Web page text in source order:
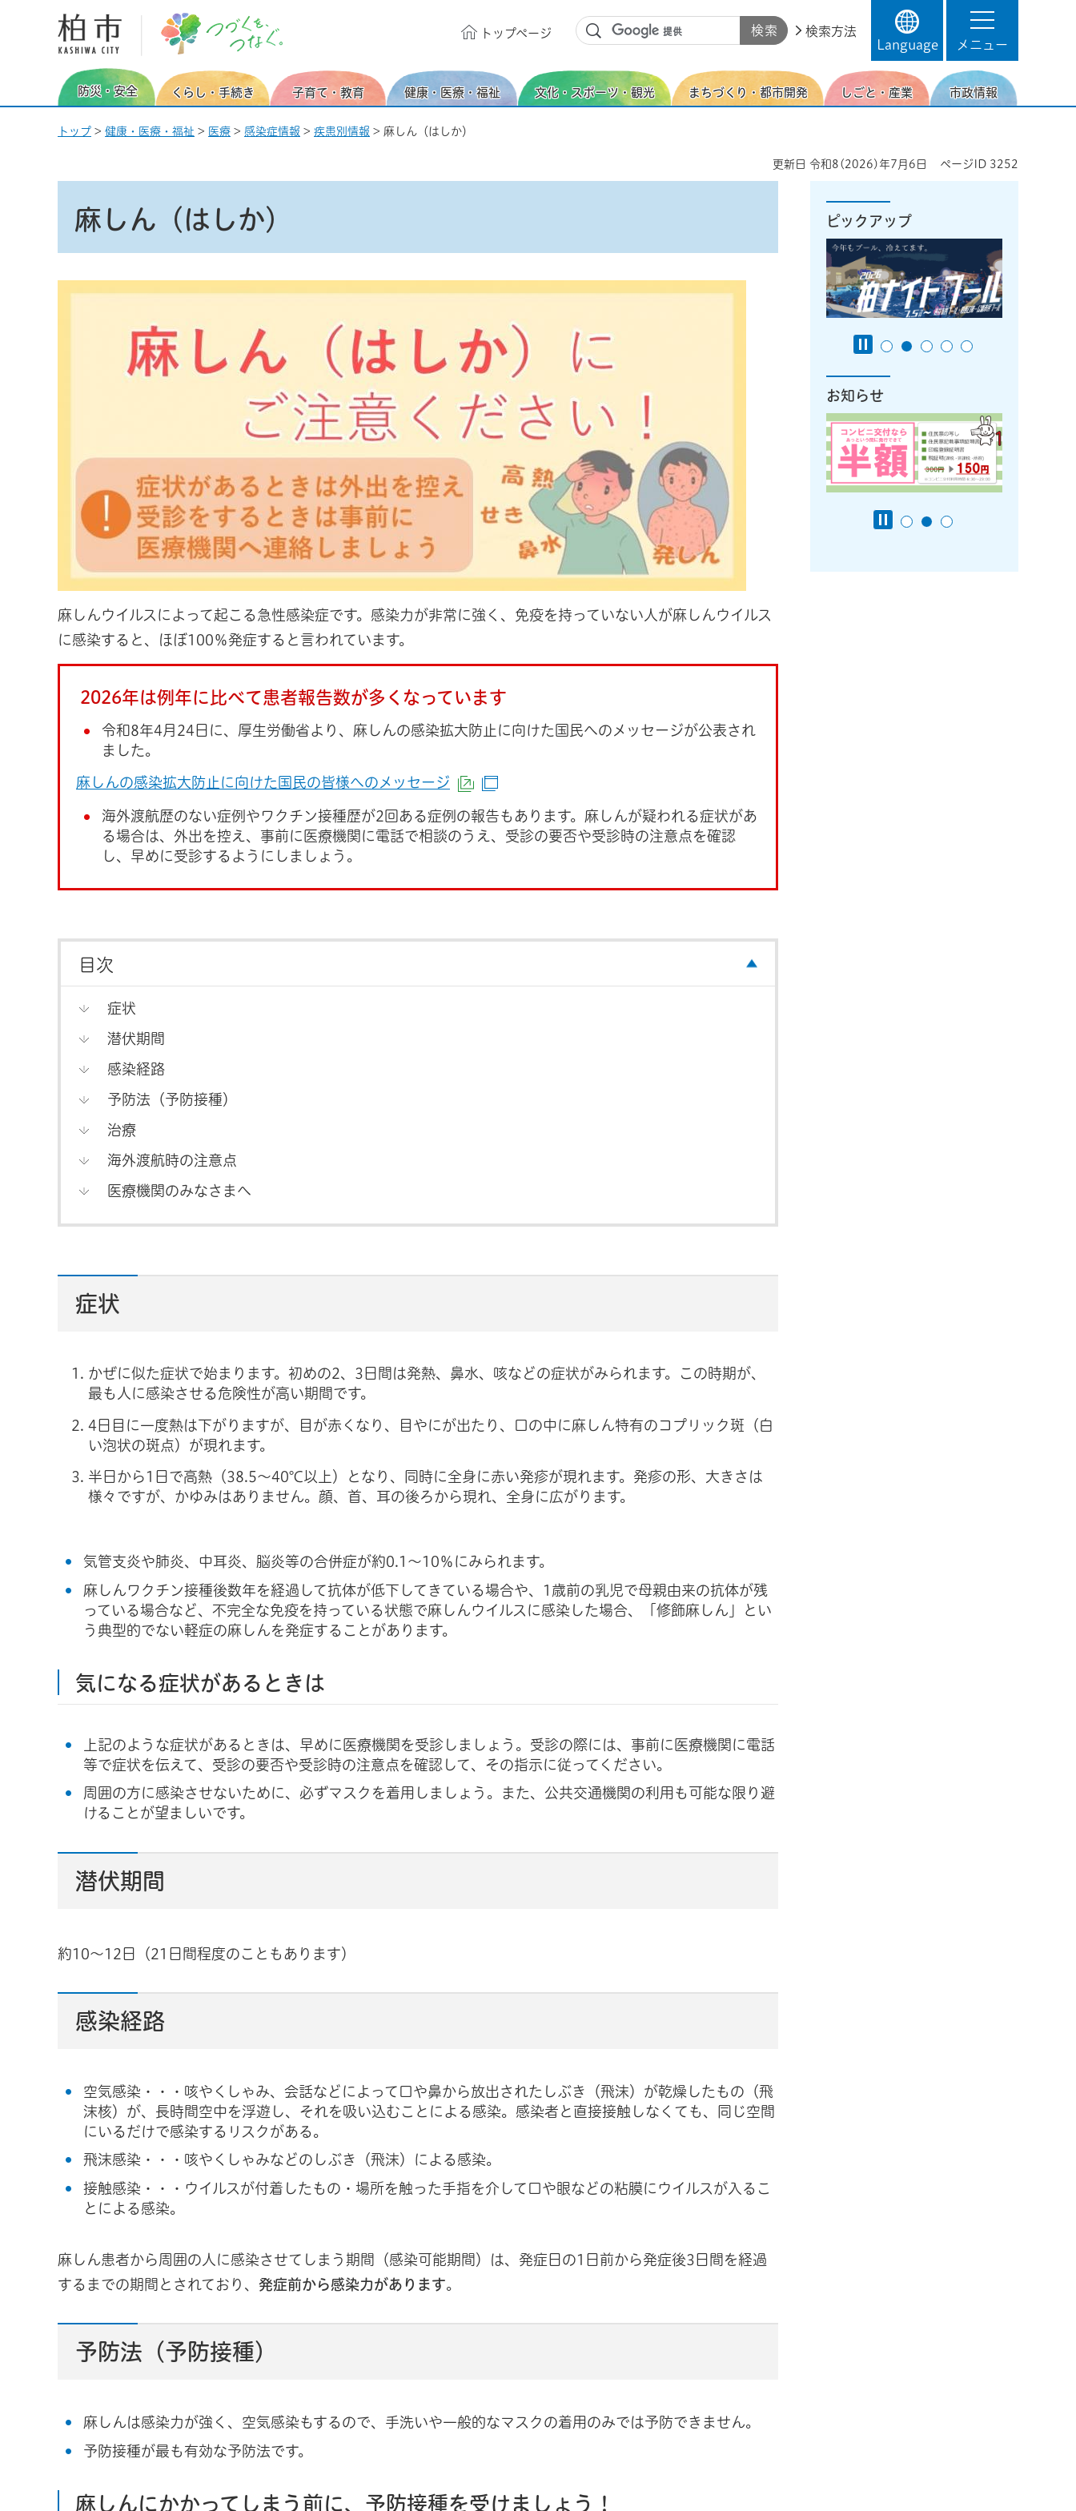
柏市 つづくを、つなぐ。
トップページ
検索方法
Language
メニュー
防災・安全 くらし・手続き 子育て・教育 健康・医療・福祉 文化・スポーツ・観光 まちづくり・都市開発 しごと・産業 市政情報
トップ > 健康・医療・福祉 > 医療 > 感染症情報 > 疾患別情報 > 麻しん（はしか）
更新日 令和8(2026)年7月6日 ページID 3252
麻しん（はしか）
麻しんウイルスによって起こる急性感染症です。感染力が非常に強く、免疫を持っていない人が麻しんウイルス
に感染すると、ほぼ100％発症すると言われています。
2026年は例年に比べて患者報告数が多くなっています
令和8年4月24日に、厚生労働省より、麻しんの感染拡大防止に向けた国民へのメッセージが公表され
ました。
麻しんの感染拡大防止に向けた国民の皆様へのメッセージ （外部サイトへリンク）
海外渡航歴のない症例やワクチン接種歴が2回ある症例の報告もあります。麻しんが疑われる症状があ
る場合は、外出を控え、事前に医療機関に電話で相談のうえ、受診の要否や受診時の注意点を確認
し、早めに受診するようにしましょう。
目次
症状
潜伏期間
感染経路
予防法（予防接種）
治療
海外渡航時の注意点
医療機関のみなさまへ
症状
かぜに似た症状で始まります。初めの2、3日間は発熱、鼻水、咳などの症状がみられます。この時期が、
最も人に感染させる危険性が高い期間です。
4日目に一度熱は下がりますが、目が赤くなり、目やにが出たり、口の中に麻しん特有のコプリック斑（白
い泡状の斑点）が現れます。
半日から1日で高熱（38.5～40℃以上）となり、同時に全身に赤い発疹が現れます。発疹の形、大きさは
様々ですが、かゆみはありません。顔、首、耳の後ろから現れ、全身に広がります。
気管支炎や肺炎、中耳炎、脳炎等の合併症が約0.1～10％にみられます。
麻しんワクチン接種後数年を経過して抗体が低下してきている場合や、1歳前の乳児で母親由来の抗体が残
っている場合など、不完全な免疫を持っている状態で麻しんウイルスに感染した場合、「修飾麻しん」とい
う典型的でない軽症の麻しんを発症することがあります。
気になる症状があるときは
上記のような症状があるときは、早めに医療機関を受診しましょう。受診の際には、事前に医療機関に電話
等で症状を伝えて、受診の要否や受診時の注意点を確認して、その指示に従ってください。
周囲の方に感染させないために、必ずマスクを着用しましょう。また、公共交通機関の利用も可能な限り避
けることが望ましいです。
潜伏期間
約10～12日（21日間程度のこともあります）
感染経路
空気感染・・・咳やくしゃみ、会話などによって口や鼻から放出されたしぶき（飛沫）が乾燥したもの（飛
沫核）が、長時間空中を浮遊し、それを吸い込むことによる感染。感染者と直接接触しなくても、同じ空間
にいるだけで感染するリスクがある。
飛沫感染・・・咳やくしゃみなどのしぶき（飛沫）による感染。
接触感染・・・ウイルスが付着したもの・場所を触った手指を介して口や眼などの粘膜にウイルスが入るこ
とによる感染。
麻しん患者から周囲の人に感染させてしまう期間（感染可能期間）は、発症日の1日前から発症後3日間を経過
するまでの期間とされており、 発症前から感染力があります。
予防法（予防接種）
麻しんは感染力が強く、空気感染もするので、手洗いや一般的なマスクの着用のみでは予防できません。
予防接種が最も有効な予防法です。
麻しんにかかってしまう前に、予防接種を受けましょう！
ピックアップ
お知らせ